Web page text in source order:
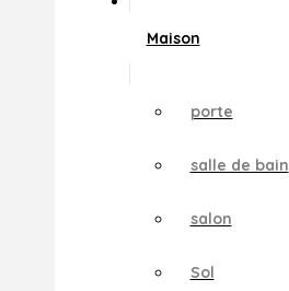
Maison
porte
salle de bain
salon
Sol